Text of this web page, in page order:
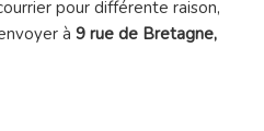
pour différente raison,
à 9 rue de Bretagne,